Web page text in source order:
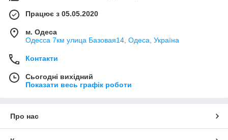
Працює з 05.05.2020
м. Одеса
Одесса 7км улица Базовая14, Одеса, Україна
Контакти
Сьогодні вихідний
Показати весь графік роботи
Про нас